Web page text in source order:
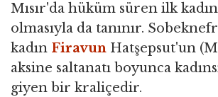
Mısır'da hüküm süren ilk
olmasıyla da tanınır.
kadın Firavun Hatşepsut'un
aksine saltanatı boyunca
giyen bir kraliçedir.